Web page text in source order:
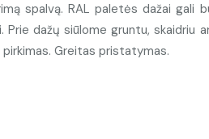
spalvą. RAL paletės dažai gali
dažų siūlome gruntu, skaidriu
Greitas pristatymas.